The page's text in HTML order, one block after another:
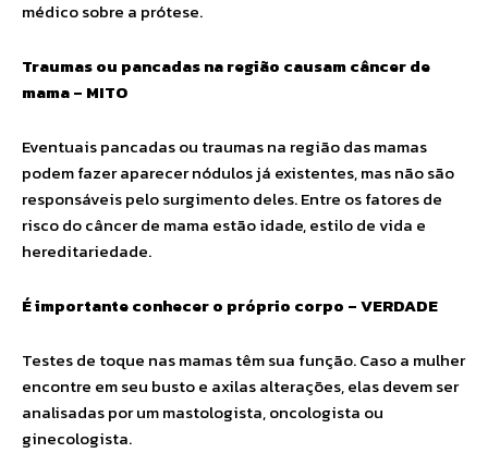
médico sobre a prótese.
Traumas ou pancadas na região causam câncer de
mama – MITO
Eventuais pancadas ou traumas na região das mamas
podem fazer aparecer nódulos já existentes, mas não são
responsáveis pelo surgimento deles. Entre os fatores de
risco do câncer de mama estão idade, estilo de vida e
hereditariedade.
É importante conhecer o próprio corpo – VERDADE
Testes de toque nas mamas têm sua função. Caso a mulher
encontre em seu busto e axilas alterações, elas devem ser
analisadas por um mastologista, oncologista ou
ginecologista.